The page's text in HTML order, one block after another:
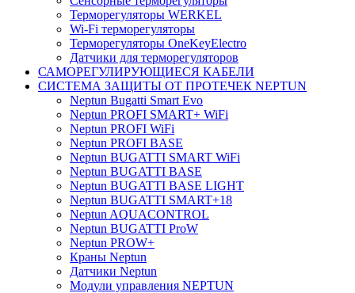
Терморегуляторы WERKEL
Wi-Fi терморегуляторы
Терморегуляторы OneKeyElectro
Датчики для терморегуляторов
САМОРЕГУЛИРУЮЩИЕСЯ КАБЕЛИ
СИСТЕМА ЗАЩИТЫ ОТ ПРОТЕЧЕК NEPTUN
Neptun Bugatti Smart Evo
Neptun PROFI SMART+ WiFi
Neptun PROFI WiFi
Neptun PROFI BASE
Neptun BUGATTI SMART WiFi
Neptun BUGATTI BASE
Neptun BUGATTI BASE LIGHT
Neptun BUGATTI SMART+18
Neptun AQUACONTROL
Neptun BUGATTI ProW
Neptun PROW+
Краны Neptun
Датчики Neptun
Модули управления NEPTUN